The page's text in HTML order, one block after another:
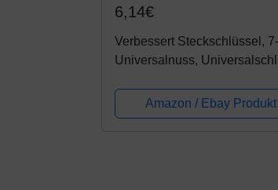
6,14€
Verbessert Steckschlüssel,
Universalnuss,
Repair werkzeuge set und
Winkelschrauber...
Amazon / Ebay